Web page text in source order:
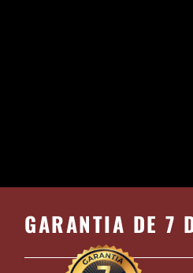
GARANTIA DE 7